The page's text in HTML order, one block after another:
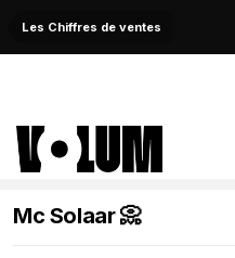
Les Chiffres de ventes
Mc Solaar 📀